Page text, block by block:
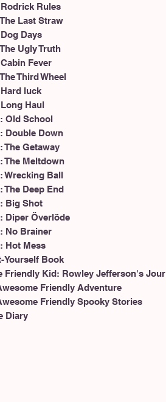
Rules
Last Straw
Days
Ugly Truth
Fever
Third Wheel
luck
Haul
Old School
Double Down
The Getaway
The Meltdown
Wrecking Ball
The Deep End
Big Shot
Diper Överlöde
No Brainer
Hot Mess
Yourself Book
Friendly Kid: Rowley Jefferson's
Friendly Adventure
Friendly Spooky Stories
Diary